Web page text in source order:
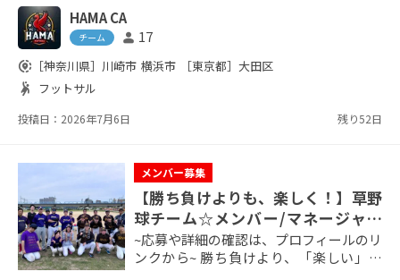
年くらい WEBの募集で集まった人が多く
今は15人くらい 入れ替わりで続いてます
主力メンバーも気付けば30代40代が中心
りたい！ という上昇志向のおっさん多数
HAMA CA
チーム person 17
share_location ［神奈川県］ 川崎市 横浜市 ［東京都］ 大田区
sports_handball フットサル
投稿日：2026年7月6日 残り52日
メンバー募集
【勝ち負けよりも、楽しく！】草野
球チーム☆メンバー/マネージャー
募集
~応募や詳細の確認は、プロフィールのリ
ンクから~ 勝ち負けより、「楽しい」で